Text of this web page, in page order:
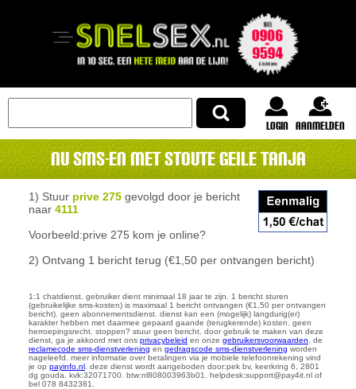
login Aanmelden
Nu SMS-en met STOUTE GEILE TANJA
1) Stuur prive 275 gevolgd door je bericht
naar 4111
Voorbeeld:prive 275 kom je online?
2) Ontvang 1 bericht terug (€1,50 per ontvangen bericht)
1:1 chatdienst. gebruiker dient minimaal 18 jaar te zijn. 1 bericht sturen
(gebruikelijke sms-kosten) is maximaal 1 bericht ontvangen (€1,50 per ontvangen
bericht). geen abonnementsdienst. dienst kan een (mogelijk) langdurig(er)
karakter hebben met daarmee gepaard gaande (terugkerende) kosten. geen
herroepingsrecht. stoppen? stuur geen bericht. door gebruik te maken van deze
dienst, ga je akkoord met ons privacybeleid en onze gebruikersvoorwaarden . de
reclamecode sms-dienstverlening en gedragscode sms-dienstverlening worden
nageleefd. meer informatie over betalingen via je mobiele telefoonrekening vind
je op payinfo.nl . deze dienst wordt aangeboden door:pek bv, keerkring 6, 2801
dg gouda. kvk:32071700. btw:nl808003963b01. helpdesk:support@pay4it.nl of
bel 078 8432381.